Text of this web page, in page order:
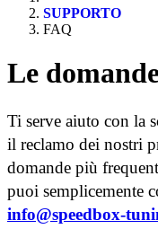
SUPPORTO
FAQ
Le
Ti serve aiuto con la
il reclamo dei nostri
domande più
puoi semplicemente
info@speedbox-